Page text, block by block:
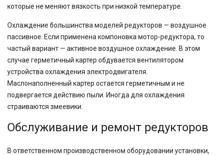
которые не меняют вязкость при низкой температуре.
Охлаждение большинства моделей редукторов — воздушное
пассивное. Если применена компоновка мотор-редуктора, то
частый вариант — активное воздушное охлаждение. В этом
случае герметичный картер обдувается вентилятором
устройства охлаждения электродвигателя.
Маслонаполненный картер остается герметичным и не
подвергается действию пыли. Иногда для охлаждения
страиваются змеевики.
Обслуживание и ремонт редукторов
В ответственном производственном оборудовании установки,